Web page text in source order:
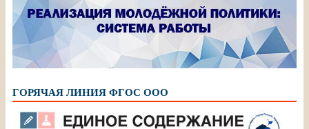
ГОРЯЧАЯ ЛИНИЯ ФГОС ООО